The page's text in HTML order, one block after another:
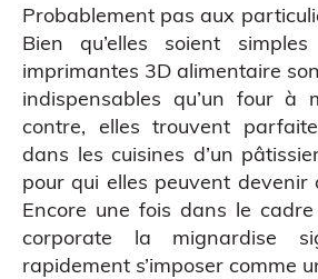
Probablement pas aux
Bien qu’elles soient simples
imprimantes 3D alimentaire
indispensables qu’un four à
contre, elles trouvent
dans les cuisines d’un
pour qui elles peuvent devenir
Encore une fois dans le cadre
corporate la mignardise
rapidement s’imposer comme